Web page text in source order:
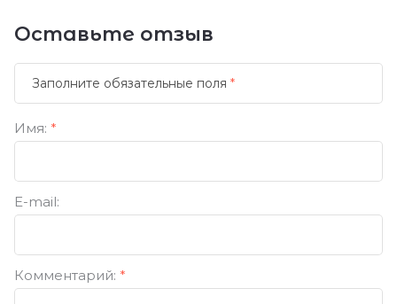
Оставьте отзыв
Заполните обязательные поля *
Имя: *
E-mail:
Комментарий: *